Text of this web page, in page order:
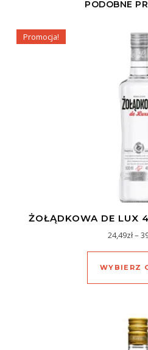
PODOBNE
Promocja!
ŻOŁĄDKOWA DE
24,49zł–
WYBIERZ